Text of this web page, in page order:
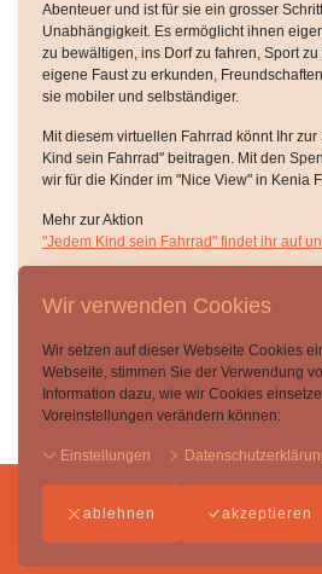
Wir verwenden Cookies
Wir setzen auf dieser Webseite Cookies
Webseite, stimmen Sie der Verwendung
Information dazu, wie wir Cookies
Voreinstellungen verändern können:
Einstellungen
ablehnen akzeptieren
Abenteuer und ist für sie ein grosser
Unabhängigkeit. Es ermöglicht ihnen
zu bewältigen, ins Dorf zu fahren, Sport
eigene Faust zu erkunden,
sie mobiler und selbständiger.​
Mit diesem virtuellen Fahrrad könnt Ihr
Kind sein Fahrrad" beitragen. Mit den
wir für die Kinder im "Nice View" in Kenia
Mehr zur Aktion
"Jedem Kind sein Fahrrad" findet ihr auf
Zurück
Impressum-AGB- Datenschutzerklärung-